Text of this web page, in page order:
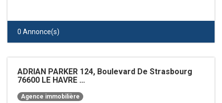
0 Annonce(s)
ADRIAN PARKER 124, Boulevard De Strasbourg
76600 LE HAVRE
Agence immobilière